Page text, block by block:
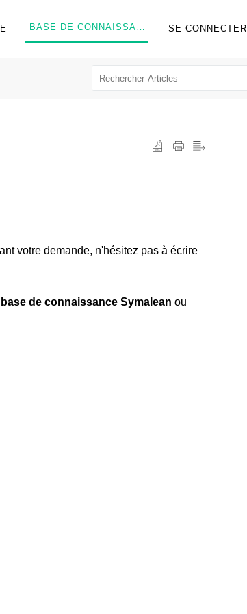
BASE DE CONNAISSANCES SE CONNECTER
votre demande, n'hésitez pas à écrire
base de connaissance Symalean ou